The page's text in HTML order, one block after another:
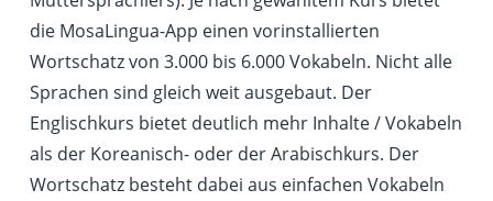
die MosaLingua-App einen vorinstallierten
Wortschatz von 3.000 bis 6.000 Vokabeln. Nicht alle
Sprachen sind gleich weit ausgebaut. Der
Englischkurs bietet deutlich mehr Inhalte / Vokabeln
als der Koreanisch- oder der Arabischkurs. Der
Wortschatz besteht dabei aus einfachen Vokabeln